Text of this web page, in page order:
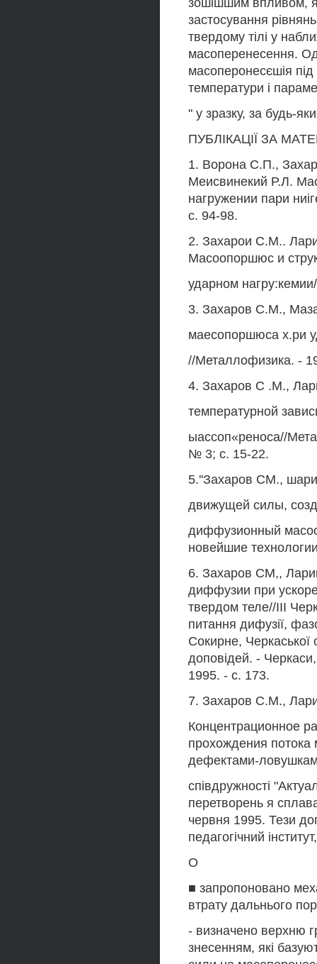
зошішшим впливом,
застосування
твердому тілі у
масоперенесення.
масоперонесєшія
температури і
" у зразку, за будь-
ПУБЛІКАЦІЇ ЗА
1. Ворона С.П.,
Меисвинекий Р.Л.
нагружении пари
с. 94-98.
2. Захарои С.М..
Масоопоршюс и
ударном
3. Захаров С.М.,
маесопоршюса х.ри
//Металлофизика. -
4. Захаров С .М.,
температурной
ыассоп«реноса//
№ 3; с. 15-22.
5.''Захаров СМ.,
движущей силы,
диффузионный
новейшие
6. Захаров СМ,,
диффузии при
твердом теле//III
питання дифузії,
Сокирне, Черкаської
доповідей. -
1995. - с. 173.
7. Захаров С.М.,
Концентрационное
прохождения потока
дефектами-
співдружності
перетворень я
червня 1995. Тези
педагогічний
О
■ запропоновано
втрату дальнього
- визначено верхню
знесенням, які